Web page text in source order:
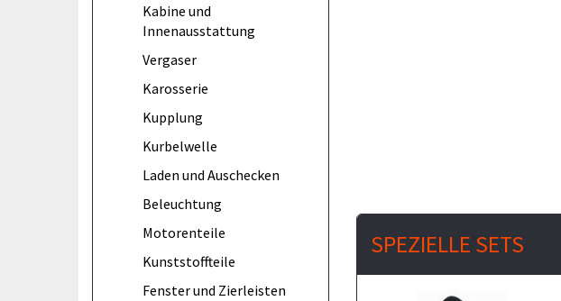
Kabine und
Innenausstattung
Vergaser
Karosserie
Kupplung
Kurbelwelle
Laden und Auschecken
Beleuchtung
Motorenteile
Kunststoffteile
Fenster und Zierleisten
SPEZIELLE SETS